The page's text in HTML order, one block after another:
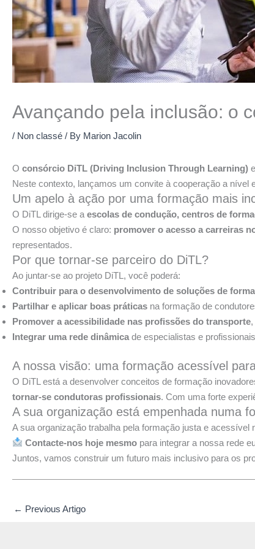
Avançando pela inclusão: o
/ Non classé / By Marion Jacolin
O consórcio DiTL (Driving Inclusion Through Learning)
Neste contexto, lançamos um convite à cooperação a nível
Um apelo à ação por uma formação mais
O DiTL dirige-se a escolas de condução, centros de
O nosso objetivo é claro: promover o acesso a carreiras
representados.
Por que tornar-se parceiro do DiTL?
Ao juntar-se ao projeto DiTL, você poderá:
Contribuir para o desenvolvimento de soluções de
Partilhar e aplicar boas práticas na formação de
Promover a acessibilidade nas profissões do transporte
Integrar uma rede dinâmica de especialistas e
A nossa visão: uma formação acessível
O DiTL está a desenvolver conceitos de formação
tornar-se condutoras profissionais. Com uma forte
A sua organização está empenhada numa
A sua organização trabalha pela formação justa e
Contacte-nos hoje mesmo para integrar a nossa rede
Juntos, vamos construir um futuro mais inclusivo para os
← Previous Artigo